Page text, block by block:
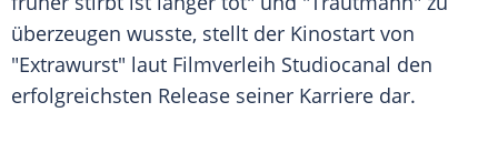
überzeugen wusste, stellt der Kinostart von
"Extrawurst" laut Filmverleih Studiocanal den
erfolgreichsten Release seiner Karriere dar.